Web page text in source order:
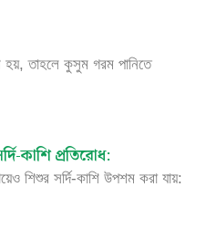
হয়, তাহলে কুসুম গরম পানিতে
কাশি প্রতিরোধ:
শিশুর সর্দি-কাশি উপশম করা যায়: